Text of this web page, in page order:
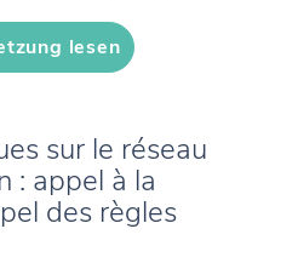
lesen
sur le réseau
: appel à la
des règles